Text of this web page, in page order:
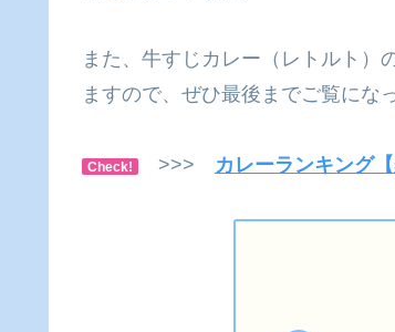
また、牛すじカレー（レトルト）
ますので、ぜひ最後までご覧にな
Check! >>> カレーランキング【